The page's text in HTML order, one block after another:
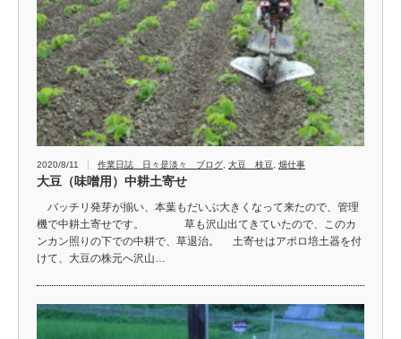
2020/8/11 作業日誌 日々是淡々 ブログ 大豆 枝豆 畑仕事
大豆（味噌用）中耕土寄せ
バッチリ発芽が揃い、本葉もだいぶ大きくなって来たので、管理
機で中耕土寄せです。 草も沢山出てきていたので、このカ
ンカン照りの下での中耕で、草退治。 土寄せはアポロ培土器を付
けて、大豆の株元へ沢山…